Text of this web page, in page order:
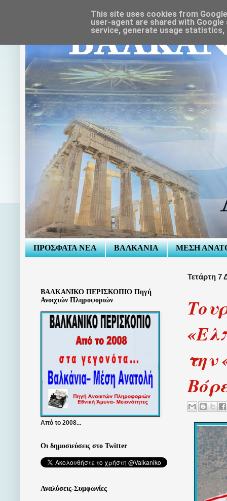
ΠΡΟΣΦΑΤΑ ΝΕΑ ΒΑΛΚΑΝΙΑ ΜΕΣΗ
Τετάρτη 7
την
ΒΑΛΚΑΝΙΚΟ ΠΕΡΙΣΚΟΠΙΟ Πηγή
Ανοιχτών Πληροφοριών
Από το 2008...
Οι δημοσιεύσεις στο Twitter
Αναλύσεις-Συμφωνίες
This site uses cookies from
user-agent are shared with
service, generate usage statistics,